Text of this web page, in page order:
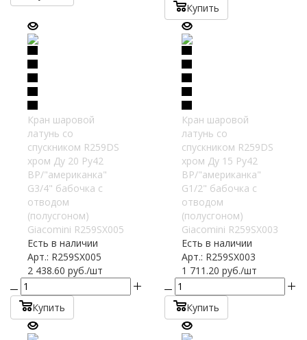
Купить
Кран шаровой
латунь со
спускником R259DS
хром Ду 20 Ру42
ВР/"американка"
G3/4" бабочка с
отводом
(полусгоном)
Giacomini R259SX005
Есть в наличии
Арт.: R259SX005
2 438.60 руб./шт
Купить
Кран шаровой
латунь со
спускником R259DS
хром Ду 15 Ру42
ВР/"американка"
G1/2" бабочка с
отводом
(полусгоном)
Giacomini R259SX003
Есть в наличии
Арт.: R259SX003
1 711.20 руб./шт
Купить